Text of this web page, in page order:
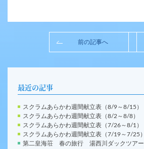
前の記事へ
最近の記事
スクラムあらかわ週間献立表（8/9～8/15）
スクラムあらかわ週間献立表（8/2～8/8）
スクラムあらかわ週間献立表（7/26～8/1）
スクラムあらかわ週間献立表（7/19～7/25）
第二皇海荘 春の旅行 湯西川ダックツアー